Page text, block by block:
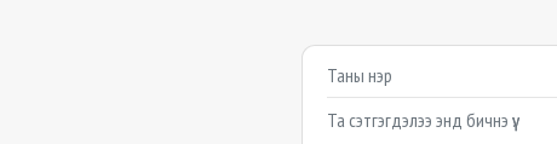
Сэтгэгдэл бичих
Example textarea